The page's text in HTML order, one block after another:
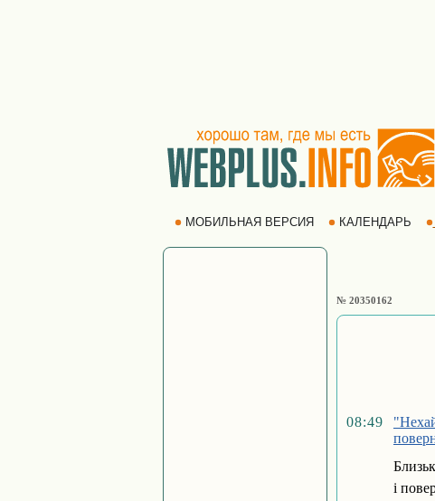
МОБИЛЬНАЯ ВЕРСИЯ КАЛЕНДАРЬ
№ 20350162
08:49
і